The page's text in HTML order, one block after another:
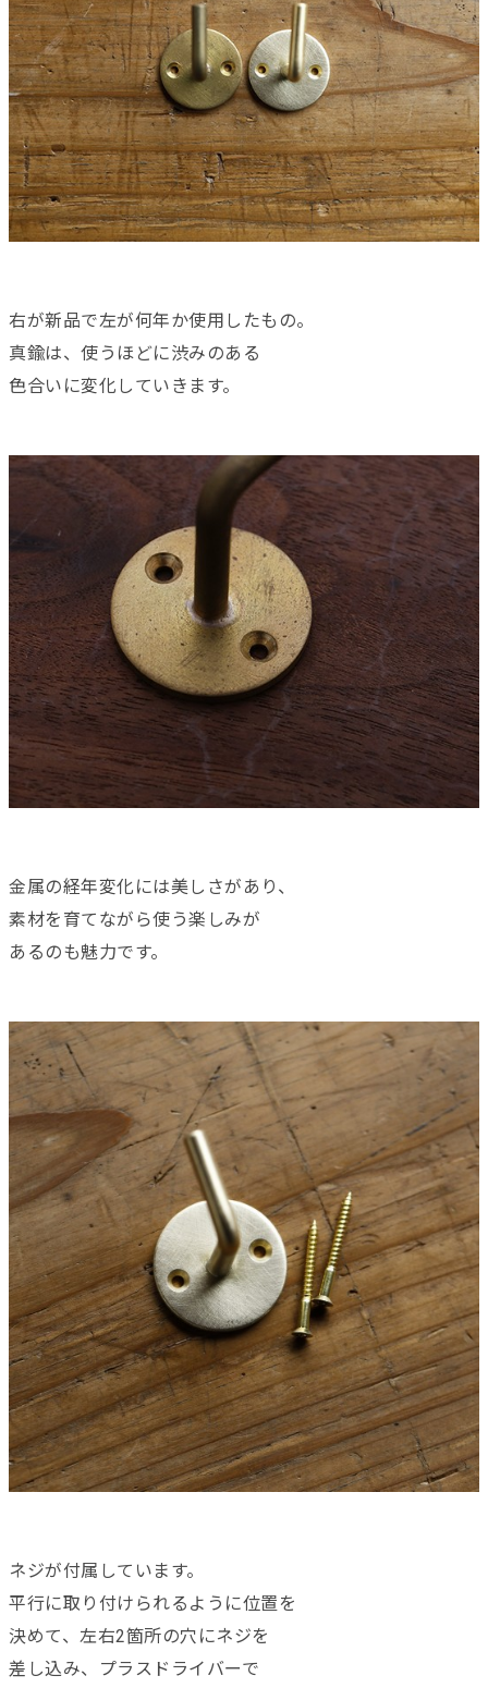
右が新品で左が何年か使用したもの。
真鍮は、使うほどに渋みのある
色合いに変化していきます。
金属の経年変化には美しさがあり、
素材を育てながら使う楽しみが
あるのも魅力です。
ネジが付属しています。
平行に取り付けられるように位置を
決めて、左右2箇所の穴にネジを
差し込み、プラスドライバーで